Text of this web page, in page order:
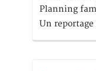
Planning
Un reportage